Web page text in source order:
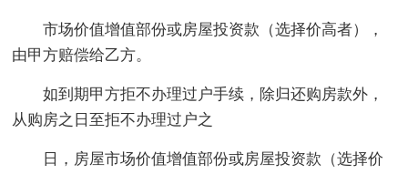
市场价值增值部份或房屋投资款（选择价高者），
由甲方赔偿给乙方。
如到期甲方拒不办理过户手续，除归还购房款外，
从购房之日至拒不办理过户之
日，房屋市场价值增值部份或房屋投资款（选择价